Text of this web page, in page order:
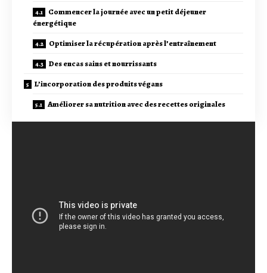
Commencer la journée avec un petit déjeuner
énergétique
Optimiser la récupération après l’entraînement
Des encas sains et nourrissants
L’incorporation des produits végans
Améliorer sa nutrition avec des recettes originales